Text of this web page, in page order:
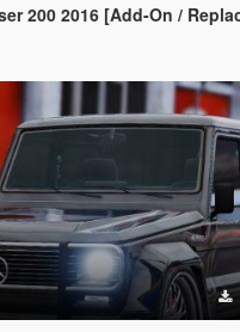
200 2016 [Add-On /